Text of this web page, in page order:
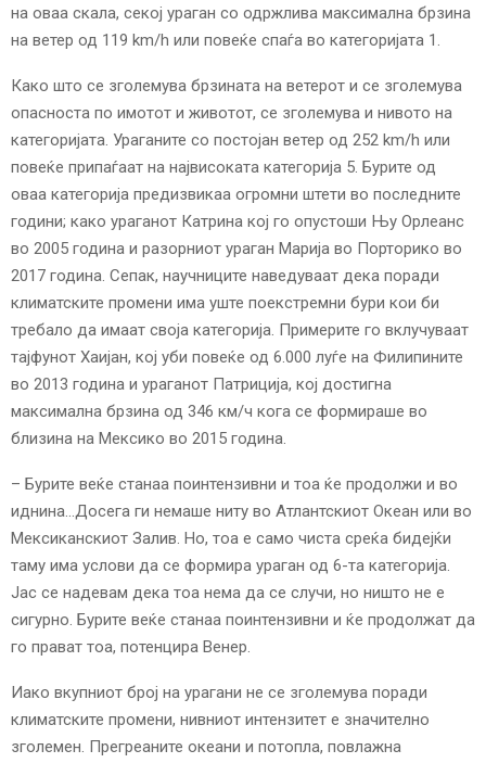
на оваа скала, секој ураган со одржлива максимална брзина
на ветер од 119 km/h или повеќе спаѓа во категоријата 1.
Како што се зголемува брзината на ветерот и се зголемува
опасноста по имотот и животот, се зголемува и нивото на
категоријата. Ураганите со постојан ветер од 252 km/h или
повеќе припаѓаат на највисоката категорија 5. Бурите од
оваа категорија предизвикаа огромни штети во последните
години; како ураганот Катрина кој го опустоши Њу Орлеанс
во 2005 година и разорниот ураган Марија во Порторико во
2017 година. Сепак, научниците наведуваат дека поради
климатските промени има уште поекстремни бури кои би
требало да имаат своја категорија. Примерите го вклучуваат
тајфунот Хаијан, кој уби повеќе од 6.000 луѓе на Филипините
во 2013 година и ураганот Патриција, кој достигна
максимална брзина од 346 км/ч кога се формираше во
близина на Мексико во 2015 година.
– Бурите веќе станаа поинтензивни и тоа ќе продолжи и во
иднина…Досега ги немаше ниту во Атлантскиот Океан или во
Мексиканскиот Залив. Но, тоа е само чиста среќа бидејќи
таму има услови да се формира ураган од 6-та категорија.
Јас се надевам дека тоа нема да се случи, но ништо не е
сигурно. Бурите веќе станаа поинтензивни и ќе продолжат да
го прават тоа, потенцира Венер.
Иако вкупниот број на урагани не се зголемува поради
климатските промени, нивниот интензитет е значително
зголемен. Прегреаните океани и потопла, повлажна